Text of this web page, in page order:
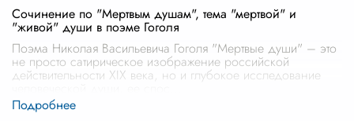
Сочинение по "Мертвым душам", тема "мертвой" и
"живой" души в поэме Гоголя
Поэма Николая Васильевича Гоголя "Мертвые души" – это
не просто сатирическое изображение российской
действительности XIX века, но и глубокое исследование